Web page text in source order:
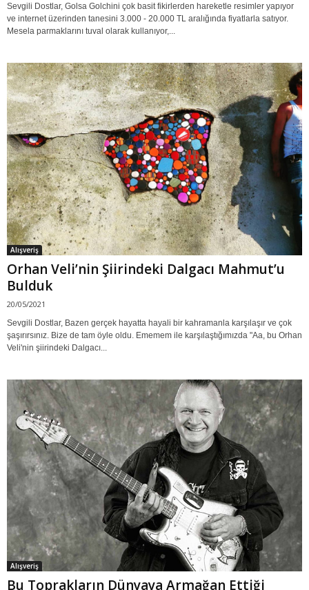
Sevgili Dostlar, Golsa Golchini çok basit fikirlerden hareketle resimler yapıyor
ve internet üzerinden tanesini 3.000 - 20.000 TL aralığında fiyatlarla satıyor.
Mesela parmaklarını tuval olarak kullanıyor,...
Alışveriş
Orhan Veli’nin Şiirindeki Dalgacı Mahmut’u
Bulduk
20/05/2021
Sevgili Dostlar, Bazen gerçek hayatta hayali bir kahramanla karşılaşır ve çok
şaşırırsınız. Bize de tam öyle oldu. Ememem ile karşılaştığımızda "Aa, bu Orhan
Veli'nin şiirindeki Dalgacı...
Alışveriş
Bu Toprakların Dünyaya Armağan Ettiği